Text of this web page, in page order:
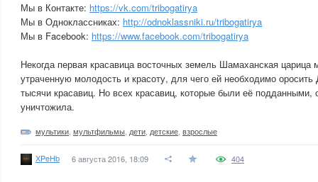
Мы в Контакте: https://vk.com/tribogatirya
Мы в Одноклассниках: http://odnoklassniki.ru/tribogatirya
Мы в Facebook: https://www.facebook.com/tribogatirya
Некогда первая красавица восточных земель Шамаханская царица
утраченную молодость и красоту, для чего ей необходимо
тысячи красавиц. Но всех красавиц, которые были её
уничтожила.
мультики мультфильмы дети детские взрослые
XPeHb 6 августа 2016, 18:09 404